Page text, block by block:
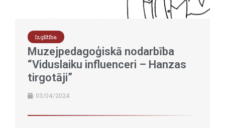
Izglītība
Muzejpedagoģiskā nodarbība
“Viduslaiku influenceri – Hanzas
tirgotāji”
03/04/2024